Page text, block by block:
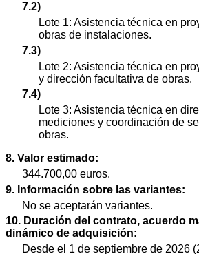
7.2)
Lote 1: Asistencia técnica en
obras de instalaciones.
7.3)
Lote 2: Asistencia técnica en
y dirección facultativa de obras.
7.4)
Lote 3: Asistencia técnica en
mediciones y coordinación de
obras.
8. Valor estimado:
344.700,00 euros.
9. Información sobre las variantes:
No se aceptarán variantes.
10. Duración del contrato, acuerdo
dinámico de adquisición:
Desde el 1 de septiembre de 2026